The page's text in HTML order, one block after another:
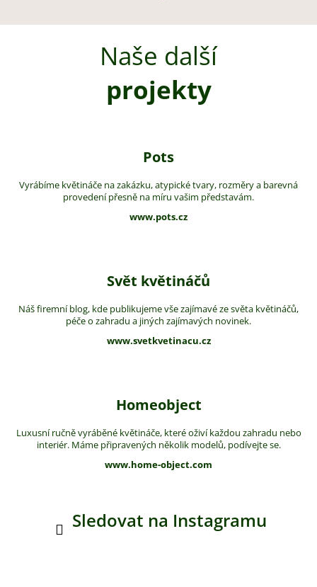
Naše další
projekty
Pots
Vyrábíme květináče na zakázku, atypické tvary, rozměry a barevná
provedení přesně na míru vašim představám.
www.pots.cz
Svět květináčů
Náš firemní blog, kde publikujeme vše zajímavé ze světa květináčů,
péče o zahradu a jiných zajímavých novinek.
www.svetkvetinacu.cz
Homeobject
Luxusní ručně vyráběné květináče, které oživí každou zahradu nebo
interiér. Máme připravených několik modelů, podívejte se.
www.home-object.com
Sledovat na Instagramu